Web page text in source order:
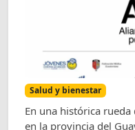
Salud y bienestar
En una histórica
en la provincia del